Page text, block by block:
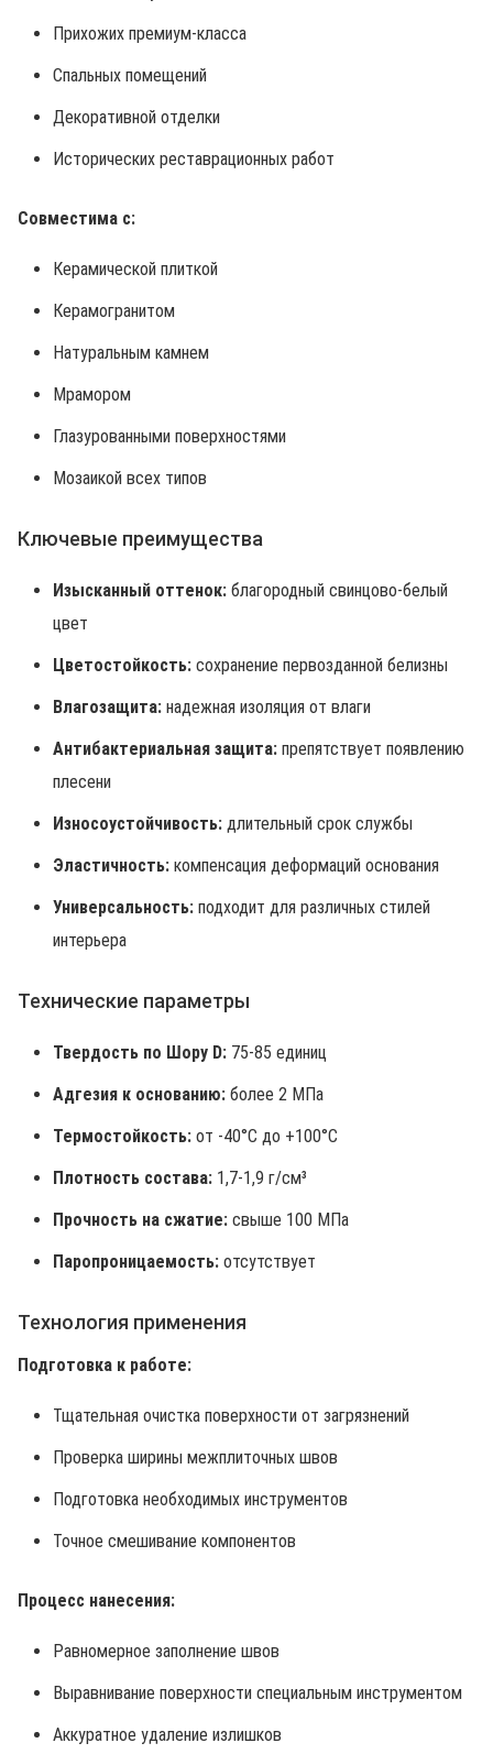
Прихожих премиум-класса
Спальных помещений
Декоративной отделки
Исторических реставрационных работ
Совместима с:
Керамической плиткой
Керамогранитом
Натуральным камнем
Мрамором
Глазурованными поверхностями
Мозаикой всех типов
Ключевые преимущества
Изысканный оттенок: благородный свинцово-белый
цвет
Цветостойкость: сохранение первозданной белизны
Влагозащита: надежная изоляция от влаги
Антибактериальная защита: препятствует появлению
плесени
Износоустойчивость: длительный срок службы
Эластичность: компенсация деформаций основания
Универсальность: подходит для различных стилей
интерьера
Технические параметры
Твердость по Шору D: 75-85 единиц
Адгезия к основанию: более 2 МПа
Термостойкость: от -40°C до +100°C
Плотность состава: 1,7-1,9 г/см³
Прочность на сжатие: свыше 100 МПа
Паропроницаемость: отсутствует
Технология применения
Подготовка к работе:
Тщательная очистка поверхности от загрязнений
Проверка ширины межплиточных швов
Подготовка необходимых инструментов
Точное смешивание компонентов
Процесс нанесения:
Равномерное заполнение швов
Выравнивание поверхности специальным инструментом
Аккуратное удаление излишков